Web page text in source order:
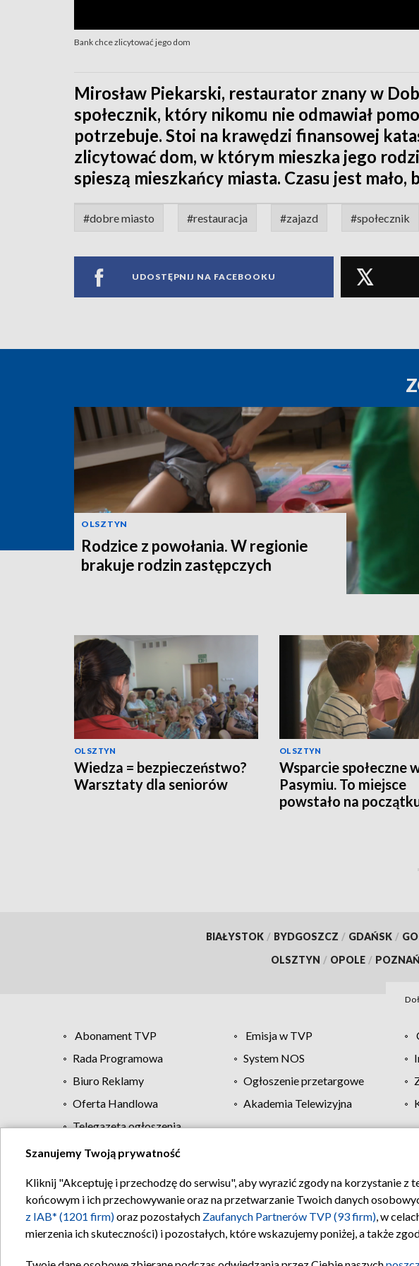
Bank chce zlicytować jego dom
Mirosław Piekarski, restaurator znany w
społecznik, który nikomu nie odmawiał
potrzebuje. Stoi na krawędzi finansowej
zlicytować dom, w którym mieszka jego
spieszą mieszkańcy miasta. Czasu jest mało,
#dobre miasto #restauracja #zajazd #społecznik
UDOSTĘPNIJ NA FACEBOOKU
OLSZTYN
Rodzice z powołania. W regionie
brakuje rodzin zastępczych
OLSZTYN
Wiedza = bezpieczeństwo?
Warsztaty dla seniorów
OLSZTYN
Wsparcie społeczne
Pasymiu. To miejsce
powstało na
BIAŁYSTOK / BYDGOSZCZ / GDAŃSK /
OLSZTYN / OPOLE / POZNAŃ
Abonament TVP Emisja w TVP
Rada Programowa
System NOS
Biuro Reklamy
Ogłoszenie przetargowe
Oferta Handlowa
Akademia Telewizyjna
Telegazeta ogłoszenia
Regulamin TVP Polityka prywatności
Szanujemy Twoją prywatność
Kliknij "Akceptuję i przechodzę do serwisu", aby wyrazić zgody na korzystanie
końcowym i ich przechowywanie oraz na przetwarzanie Twoich danych
z IAB* (1201 firm)oraz pozostałych Zaufanych Partnerów TVP (93 firm), w
mierzenia ich skuteczności) i pozostałych, które wskazujemy poniżej, a także